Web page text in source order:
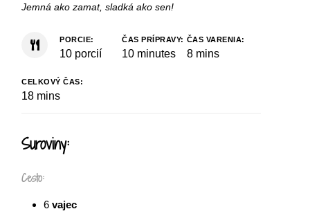
Jemná ako zamat, sladká ako sen!
PORCIE:
10 porcií
ČAS PRÍPRAVY:
10 minutes
ČAS VARENIA:
8 mins
CELKOVÝ ČAS:
18 mins
Suroviny:
Cesto:
6 vajec